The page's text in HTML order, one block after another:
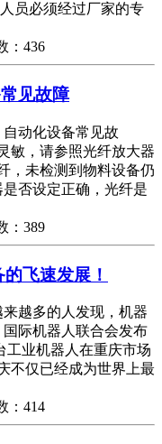
必须经过厂家的专
：436
见故障
化设备常见故
，请参照光纤放大器
未检测到物料设备仍
否设定正确，光纤是
：389
飞速发展！
越多的人发现，机器
际机器人联合会发布
工业机器人在重庆市场
不仅已经成为世界上最
：414